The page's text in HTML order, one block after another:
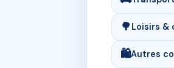
🌳 Loisirs &
🛍️Autres